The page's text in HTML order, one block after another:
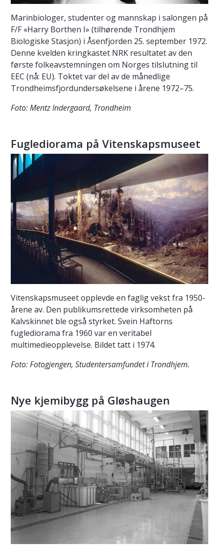
Marinbiologer, studenter og mannskap i salongen på
F/F «Harry Borthen I» (tilhørende Trondhjem
Biologiske Stasjon) i Åsenfjorden 25. september 1972.
Denne kvelden kringkastet NRK resultatet av den
første folkeavstemningen om Norges tilslutning til
EEC (nå: EU). Toktet var del av de månedlige
Trondheimsfjordundersøkelsene i årene 1972–75.
Foto: Mentz Indergaard, Trondheim
Fuglediorama på Vitenskapsmuseet
Vitenskapsmuseet opplevde en faglig vekst fra 1950-
årene av. Den publikumsrettede virksomheten på
Kalvskinnet ble også styrket. Svein Haftorns
fuglediorama fra 1960 var en veritabel
multimedieopplevelse. Bildet tatt i 1974.
Foto: Fotogjengen, Studentersamfundet i Trondhjem.
Nye kjemibygg på Gløshaugen